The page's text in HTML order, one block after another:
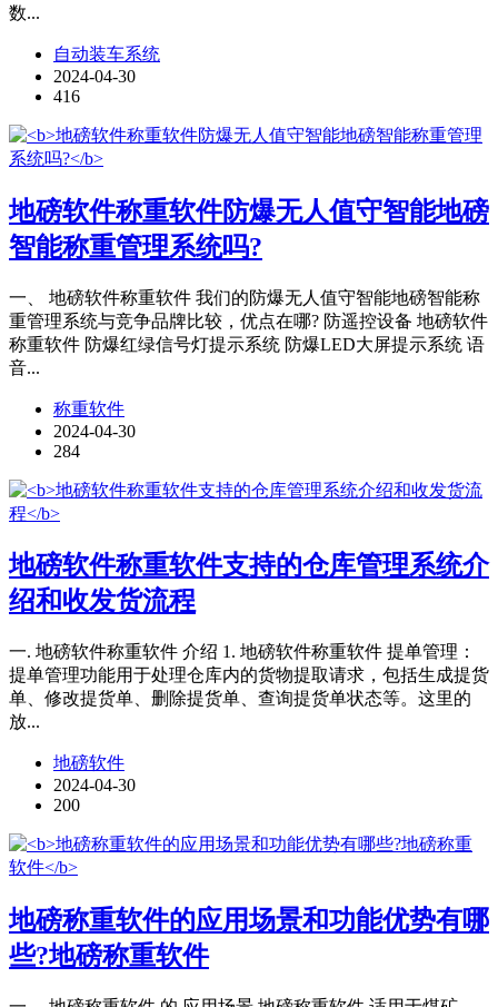
数...
自动装车系统
2024-04-30
416
地磅软件称重软件防爆无人值守智能地磅
智能称重管理系统吗?
一、 地磅软件称重软件 我们的防爆无人值守智能地磅智能称
重管理系统与竞争品牌比较，优点在哪? 防遥控设备 地磅软件
称重软件 防爆红绿信号灯提示系统 防爆LED大屏提示系统 语
音...
称重软件
2024-04-30
284
地磅软件称重软件支持的仓库管理系统介
绍和收发货流程
一. 地磅软件称重软件 介绍 1. 地磅软件称重软件 提单管理：
提单管理功能用于处理仓库内的货物提取请求，包括生成提货
单、修改提货单、删除提货单、查询提货单状态等。这里的
放...
地磅软件
2024-04-30
200
地磅称重软件的应用场景和功能优势有哪
些?地磅称重软件